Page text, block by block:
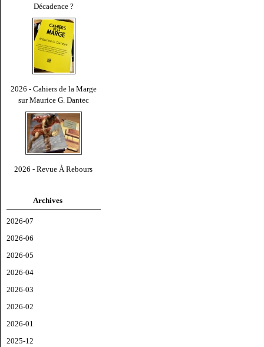
Décadence ?
2026 - Cahiers de la Marge
sur Maurice G. Dantec
2026 - Revue À Rebours
Archives
2026-07
2026-06
2026-05
2026-04
2026-03
2026-02
2026-01
2025-12